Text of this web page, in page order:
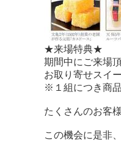
★来場特典★
期間中にご来場
お取り寄せスイ
※１組につき商
たくさんのお客
この機会に是非